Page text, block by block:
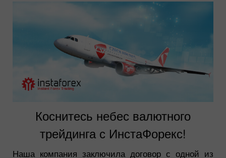
Коснитесь небес валютного
трейдинга с ИнстаФорекс!
Наша компания заключила договор с одной из